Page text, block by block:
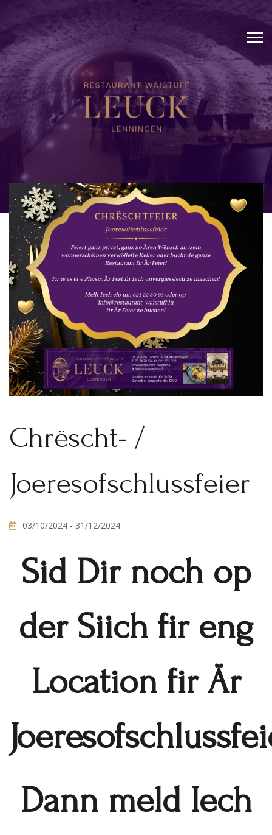
Chrëscht- /
Joeresofschlussfeier
03/10/2024 - 31/12/2024
Sid Dir noch op
der Siich fir eng
Location fir Är
Dann meld Iech